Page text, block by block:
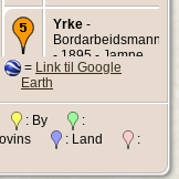
Yrke -
Bordarbeidsmann
- 1895 - Jamne,
Hordaland,
Død - 30 Aug
1895 - Jamne,
Hordaland,
= Link til Google
Earth
: By
:
: Land
: